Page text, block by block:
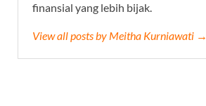
finansial yang lebih bijak.
View all posts by Meitha Kurniawati →